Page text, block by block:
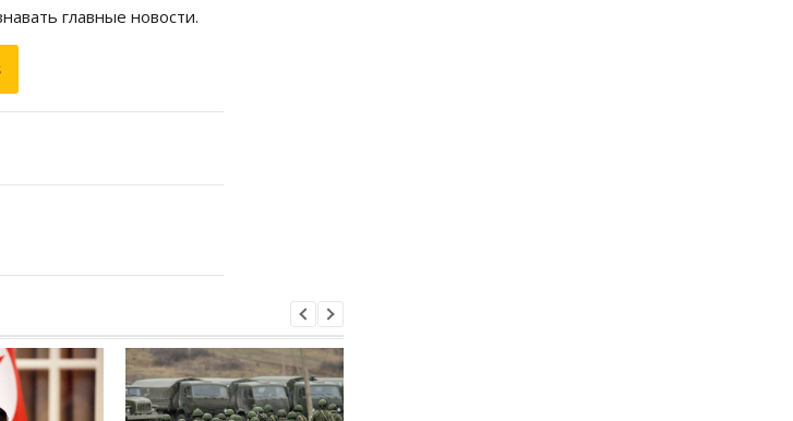
главные новости.